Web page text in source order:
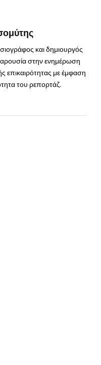
και δημιουργός
στην ενημέρωση
επικαιρότητας με έμφαση
του ρεπορτάζ.